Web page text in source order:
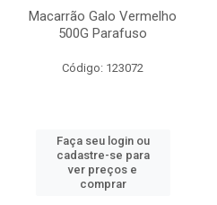
Macarrão Galo Vermelho
500G Parafuso
Código: 123072
Faça seu login ou
cadastre-se para
ver preços e
comprar